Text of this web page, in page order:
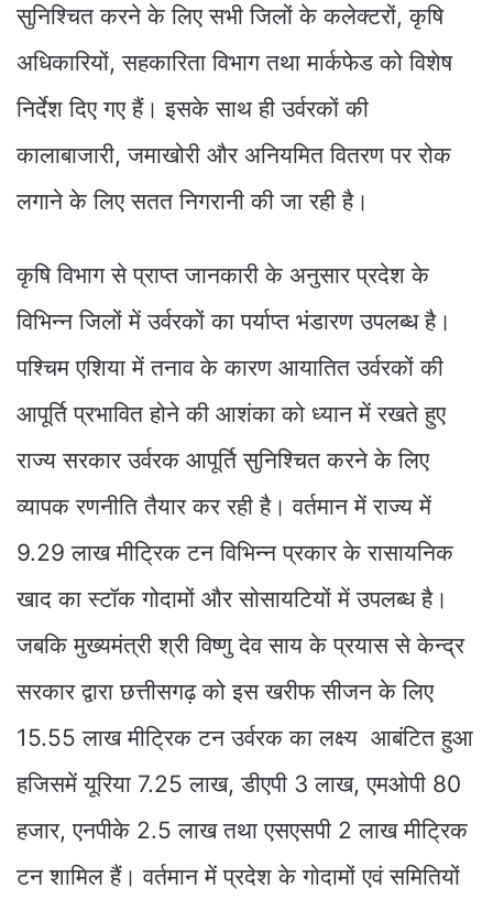
सुनिश्चित करने के लिए सभी जिलों के कलेक्टरों, कृषि
अधिकारियों, सहकारिता विभाग तथा मार्कफेड को विशेष
निर्देश दिए गए हैं। इसके साथ ही उर्वरकों की
कालाबाजारी, जमाखोरी और अनियमित वितरण पर रोक
लगाने के लिए सतत निगरानी की जा रही है।
कृषि विभाग से प्राप्त जानकारी के अनुसार प्रदेश के
विभिन्न जिलों में उर्वरकों का पर्याप्त भंडारण उपलब्ध है।
पश्चिम एशिया में तनाव के कारण आयातित उर्वरकों की
आपूर्ति प्रभावित होने की आशंका को ध्यान में रखते हुए
राज्य सरकार उर्वरक आपूर्ति सुनिश्चित करने के लिए
व्यापक रणनीति तैयार कर रही है। वर्तमान में राज्य में
9.29 लाख मीट्रिक टन विभिन्न प्रकार के रासायनिक
खाद का स्टॉक गोदामों और सोसायटियों में उपलब्ध है।
जबकि मुख्यमंत्री श्री विष्णु देव साय के प्रयास से केन्द्र
सरकार द्वारा छत्तीसगढ़ को इस खरीफ सीजन के लिए
15.55 लाख मीट्रिक टन उर्वरक का लक्ष्य आबंटित हुआ
हजिसमें यूरिया 7.25 लाख, डीएपी 3 लाख, एमओपी 80
हजार, एनपीके 2.5 लाख तथा एसएसपी 2 लाख मीट्रिक
टन शामिल हैं। वर्तमान में प्रदेश के गोदामों एवं समितियों